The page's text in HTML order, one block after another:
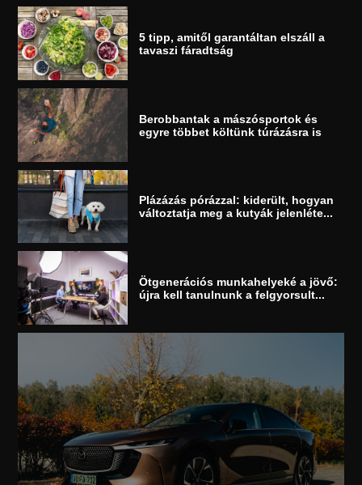
5 tipp, amitől garantáltan elszáll a
tavaszi fáradtság
Berobbantak a mászósportok és
egyre többet költünk túrázásra is
Plázázás pórázzal: kiderült, hogyan
változtatja meg a kutyák jelenléte...
Ötgenerációs munkahelyeké a jövő:
újra kell tanulnunk a felgyorsult...